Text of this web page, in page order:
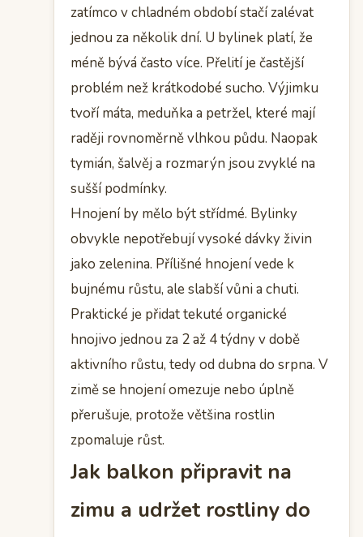
zatímco v chladném období stačí zalévat
jednou za několik dní. U bylinek platí, že
méně bývá často více. Přelití je častější
problém než krátkodobé sucho. Výjimku
tvoří máta, meduňka a petržel, které mají
raději rovnoměrně vlhkou půdu. Naopak
tymián, šalvěj a rozmarýn jsou zvyklé na
sušší podmínky.
Hnojení by mělo být střídmé. Bylinky
obvykle nepotřebují vysoké dávky živin
jako zelenina. Přílišné hnojení vede k
bujnému růstu, ale slabší vůni a chuti.
Praktické je přidat tekuté organické
hnojivo jednou za 2 až 4 týdny v době
aktivního růstu, tedy od dubna do srpna. V
zimě se hnojení omezuje nebo úplně
přerušuje, protože většina rostlin
zpomaluje růst.
Jak balkon připravit na
zimu a udržet rostliny do